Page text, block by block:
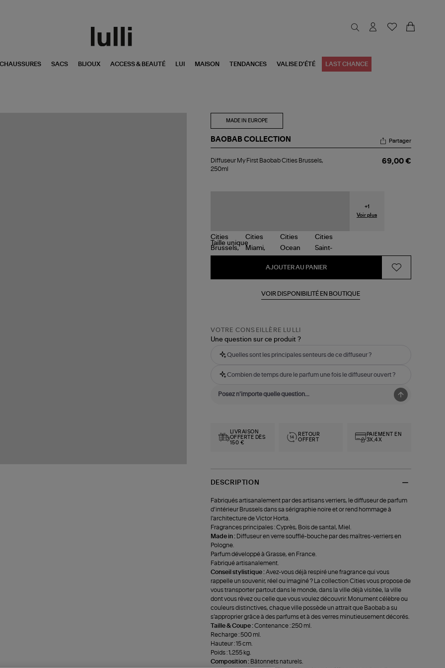
CHAUSSURES SACS BIJOUX ACCESS & BEAUTÉ LUI MAISON TENDANCES VALISE D'ÉTÉ LAST CHANCE
MADE IN EUROPE
BAOBAB COLLECTION
My
First
Partager
Diffuseur My First Baobab Cities Brussels,
250ml
69,00 €
+1
Voir plus
Taille unique
AJOUTER AU PANIER
VOIR DISPONIBILITÉ EN BOUTIQUE
VOTRE CONSEILLÈRE LULLI
Une question sur ce produit ?
Quelles sont les principales senteurs de ce diffuseur ?
Combien de temps dure le parfum une fois le diffuseur ouvert ?
LIVRAISON
OFFERTE DÈS
150 €
RETOUR
OFFERT
PAIEMENT EN
3X,4X
DESCRIPTION
Fabriqués artisanalement par des artisans verriers, le diffuseur de parfum
d’intérieur Brussels dans sa sérigraphie noire et or rend hommage à
l’architecture de Victor Horta.
Fragrances principales : Cyprès, Bois de santal, Miel.
Made in : Diffuseur en verre soufflé-bouche par des maîtres-verriers en
Pologne.
Parfum développé à Grasse, en France.
Fabriqué artisanalement.
Conseil stylistique :Avez-vous déjà respiré une fragrance qui vous
rappelle un souvenir, réel ou imaginé ? La collection Cities vous propose de
vous transporter partout dans le monde, dans la ville déjà visitée, la ville
dont vous rêvez ou celle que vous voulez découvrir. Monument célèbre ou
couleurs distinctives, chaque ville possède un attrait que Baobab a su
s’approprier grâce à des parfums et à des verres minutieusement décorés.
Taille & Coupe :Contenance : 250 ml.
Recharge : 500 ml.
Hauteur : 15 cm.
Poids : 1,255 kg.
Composition : Bâtonnets naturels.